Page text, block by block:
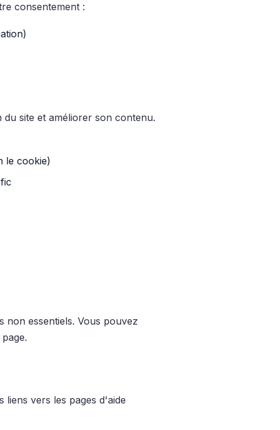
consentement :
site et améliorer son contenu.
le cookie)
essentiels. Vous pouvez
liens vers les pages d'aide